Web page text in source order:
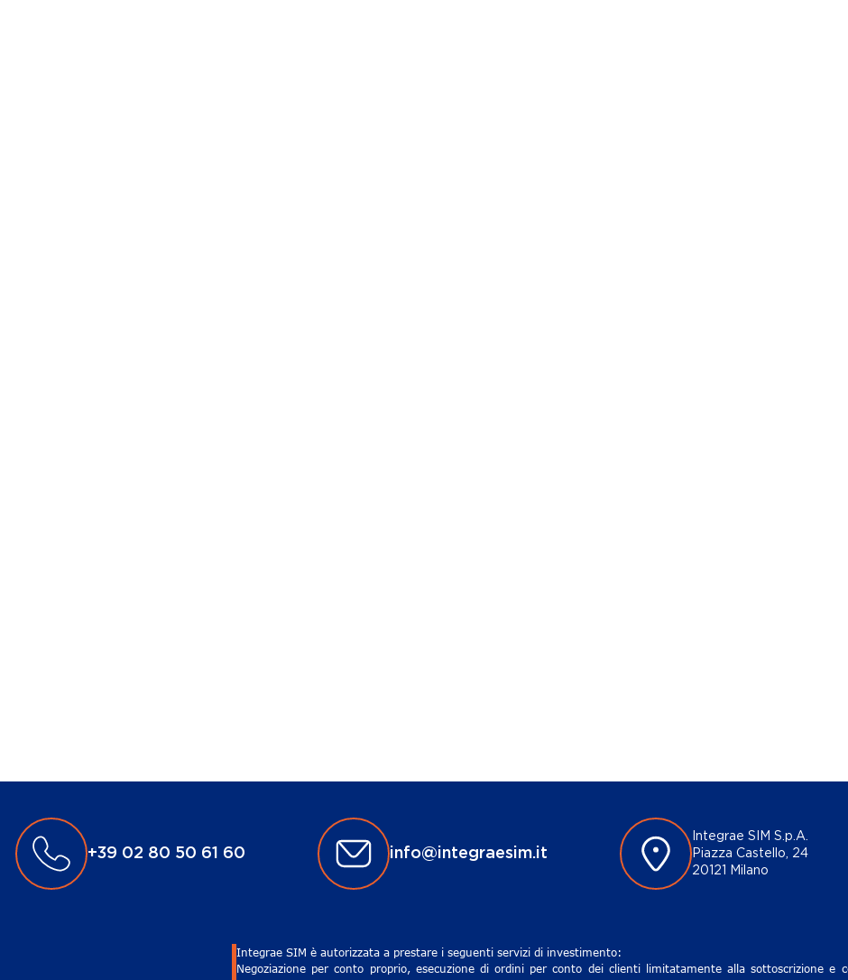
+39 02 80 50 61 60 info@integraesim.it
Integrae SIM S.p.A.
Piazza Castello, 24
20121 Milano
Integrae SIM è autorizzata a prestare i seguenti servizi di investimento:
Negoziazione per conto proprio, esecuzione di ordini per conto dei clienti limitatamente alla sottoscrizione e